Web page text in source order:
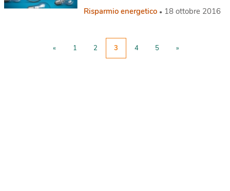
Risparmio energetico 18 ottobre 2016
« 1 2 3 4 5 »